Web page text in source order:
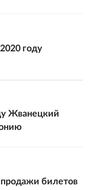
году
Жванецкий
билетов